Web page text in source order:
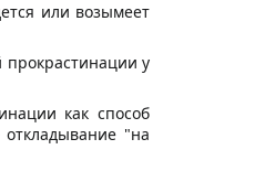
или возымеет
у
как способ
"на